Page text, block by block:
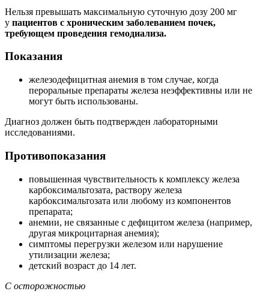
Нельзя превышать максимальную суточную дозу 200 мг
у пациентов с хроническим заболеванием почек,
требующем проведения гемодиализа.
Показания
железодефицитная анемия в том случае, когда
пероральные препараты железа неэффективны или не
могут быть использованы.
Диагноз должен быть подтвержден лабораторными
исследованиями.
Противопоказания
повышенная чувствительность к комплексу железа
карбоксимальтозата, раствору железа
карбоксимальтозата или любому из компонентов
препарата;
анемии, не связанные с дефицитом железа (например,
другая микроцитарная анемия);
симптомы перегрузки железом или нарушение
утилизации железа;
детский возраст до 14 лет.
С осторожностью